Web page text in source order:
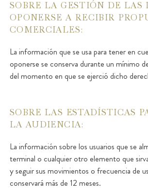
SOBRE LA GESTIÓN DE LAS
OPONERSE A RECIBIR
COMERCIALES:
La información que se usa para tener en
oponerse se conserva durante un mínimo
del momento en que se ejerció dicho
SOBRE LAS ESTADÍSTICAS
LA AUDIENCIA:
La información sobre los usuarios que se
terminal o cualquier otro elemento que
y seguir sus movimientos o frecuencia de
conservará más de 12 meses.